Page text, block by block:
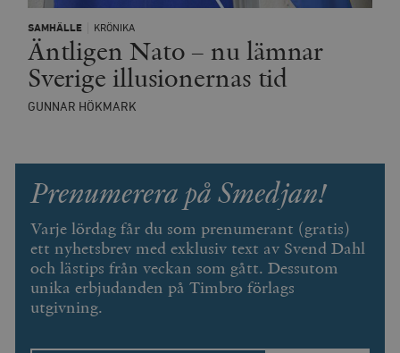
SAMHÄLLE KRÖNIKA
Äntligen Nato – nu lämnar
Sverige illusionernas tid
GUNNAR HÖKMARK
Prenumerera på Smedjan!
Varje lördag får du som prenumerant (gratis)
ett nyhetsbrev med exklusiv text av Svend Dahl
och lästips från veckan som gått. Dessutom
unika erbjudanden på Timbro förlags
utgivning.